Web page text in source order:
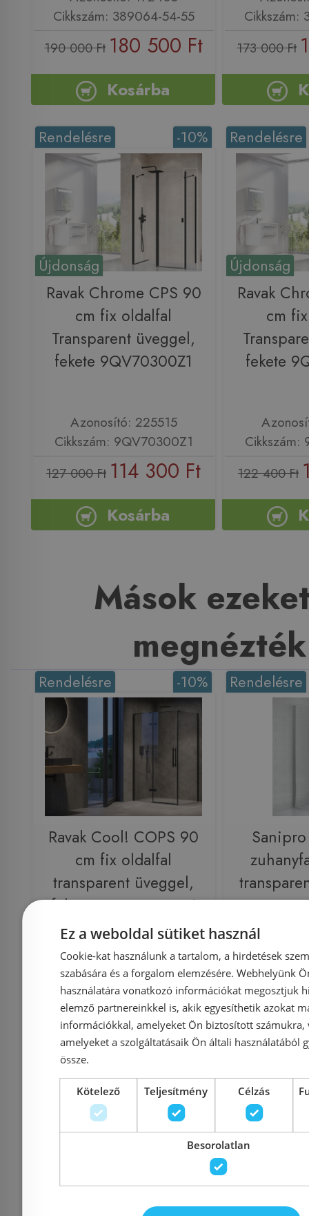
Cikkszám: 389064-54-55
190 000 Ft 180 500 Ft
Kosárba
Cikkszám:
173 000 Ft
Újdonság
-10%
Rendelésre
Ravak Chrome CPS 90
cm fix oldalfal
Transparent üveggel,
fekete 9QV70300Z1
Azonosító: 225515
Cikkszám: 9QV70300Z1
127 000 Ft 114 300 Ft
Kosárba
Újdonság
Rendelésre
Ravak
cm
fekete
122 400 Ft
Mások
megnézték
-10%
Rendelésre
Ravak Cool! COPS 90
cm fix oldalfal
transparent üveggel,
fekete X9VV70300Z1
Azonosító: 210343
Cikkszám: X9VV70300Z1
69 000 Ft62 100 Ft
Rendelésre
73 050 Ft
-10%
Rendelésre Rendelésre
Ez a weboldal sütiket használ
Cookie-kat használunk a tartalom, a hirdetések
szabására és a forgalom elemzésére. Webhelyünk
használatára vonatkozó információkat megosztjuk
elemző partnereinkkel is, akik egyesíthetik azokat
információkkal, amelyeket Ön biztosított számukra,
amelyeket a szolgáltatásaik Ön általi használatából
össze.
Kötelező Teljesítmény Célzás
Besorolatlan